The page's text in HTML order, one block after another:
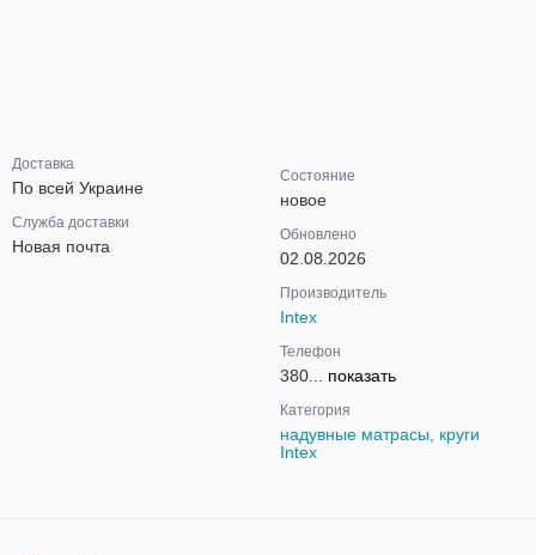
Доставка
По всей Украине
Служба доставки
Новая почта
Состояние
новое
Обновлено
02.08.2026
Производитель
Intex
Телефон
380... показать
Категория
надувные матрасы, круги
Intex